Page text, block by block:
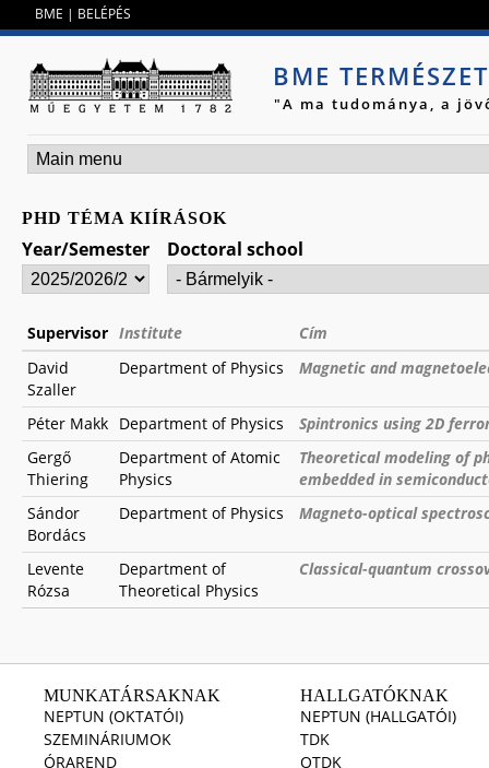
BME | BELÉPÉS
BME
"A ma tudománya, a
PHD TÉMA KIÍRÁSOK
Year/Semester Doctoral school
Supervisor Institute
Cím
David
Szaller
Department of Physics Magnetic and
Péter Makk Department of Physics
Spintronics using 2D
Gergő
Thiering
Department of Atomic
Physics
Theoretical modeling of
embedded in
Sándor
Bordács
Department of Physics Magneto-optical
Levente
Rózsa
Department of
Theoretical Physics
Classical-quantum
MUNKATÁRSAKNAK
NEPTUN (OKTATÓI)
SZEMINÁRIUMOK
ÓRAREND
HALLGATÓKNAK
NEPTUN (HALLGATÓI)
TDK
OTDK